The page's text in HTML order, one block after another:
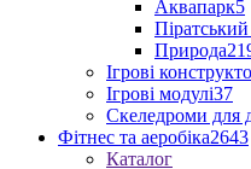
Аквапарк5
Природа
Ігрові
Ігрові модулі37
Скеледроми для
Фітнес та аеробіка2643
Каталог